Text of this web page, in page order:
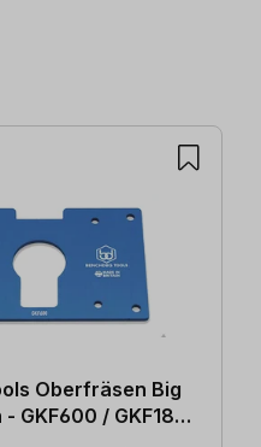
Oberfräsen Big
GKF600 / GKF18V-